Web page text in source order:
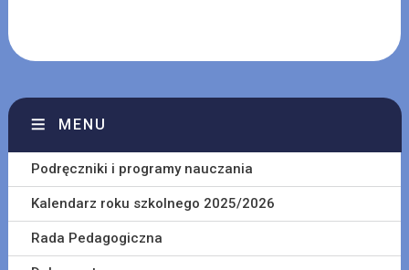
MENU
Podręczniki i programy nauczania
Kalendarz roku szkolnego 2025/2026
Rada Pedagogiczna